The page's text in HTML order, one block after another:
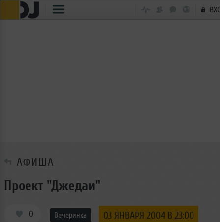
АФИША
Проект "Джедаи"
0 Вечеринка 03 ЯНВАРЯ 2004 В 23:00